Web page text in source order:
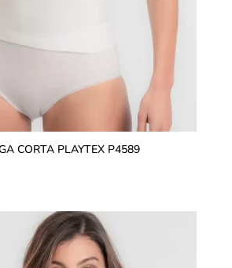
CORTA PLAYTEX P4589